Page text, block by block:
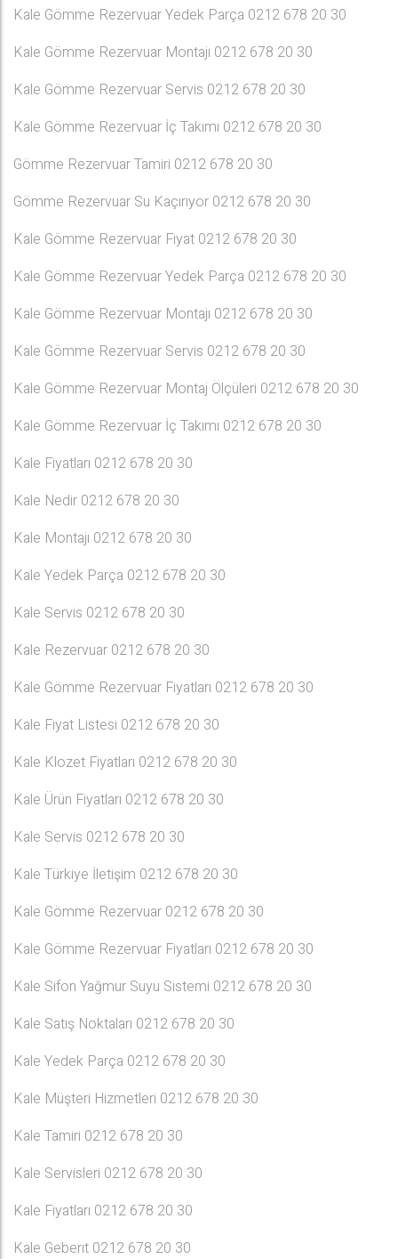
Kale Gömme Rezervuar Yedek Parça 0212 678 20 30
Kale Gömme Rezervuar Montajı 0212 678 20 30
Kale Gömme Rezervuar Servis 0212 678 20 30
Kale Gömme Rezervuar İç Takımı 0212 678 20 30
Gömme Rezervuar Tamiri 0212 678 20 30
Gömme Rezervuar Su Kaçırıyor 0212 678 20 30
Kale Gömme Rezervuar Fiyat 0212 678 20 30
Kale Gömme Rezervuar Yedek Parça 0212 678 20 30
Kale Gömme Rezervuar Montajı 0212 678 20 30
Kale Gömme Rezervuar Servis 0212 678 20 30
Kale Gömme Rezervuar Montaj Ölçüleri 0212 678 20 30
Kale Gömme Rezervuar İç Takımı 0212 678 20 30
Kale Fiyatları 0212 678 20 30
Kale Nedir 0212 678 20 30
Kale Montajı 0212 678 20 30
Kale Yedek Parça 0212 678 20 30
Kale Servis 0212 678 20 30
Kale Rezervuar 0212 678 20 30
Kale Gömme Rezervuar Fiyatları 0212 678 20 30
Kale Fiyat Listesi 0212 678 20 30
Kale Klozet Fiyatları 0212 678 20 30
Kale Ürün Fiyatları 0212 678 20 30
Kale Servis 0212 678 20 30
Kale Türkiye İletişim 0212 678 20 30
Kale Gömme Rezervuar 0212 678 20 30
Kale Gömme Rezervuar Fiyatları 0212 678 20 30
Kale Sifon Yağmur Suyu Sistemi 0212 678 20 30
Kale Satış Noktaları 0212 678 20 30
Kale Yedek Parça 0212 678 20 30
Kale Müşteri Hizmetleri 0212 678 20 30
Kale Tamiri 0212 678 20 30
Kale Servisleri 0212 678 20 30
Kale Fiyatları 0212 678 20 30
Kale Geberıt 0212 678 20 30